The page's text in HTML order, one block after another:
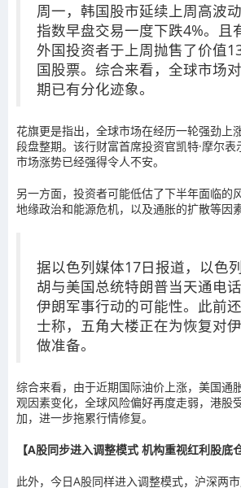
周一，韩国股市延续上周高波
指数早盘交易一度下跌4%。且
外国投资者于上周抛售了价值
国股票。综合来看，全球市场
期已有分化迹象。
花旗更是指出，全球市场在经历一轮强劲上
段盘整期。该行财富首席投资官凯特·摩尔
市场涨势已经强得令人不安。
另一方面，投资者可能低估了下半年面临的
地缘政治和能源危机，以及通胀的扩散等因素
据以色列媒体17日报道，以色
胡与美国总统特朗普当天通电
伊朗军事行动的可能性。此前
士称，五角大楼正在为恢复对
做准备。
综合来看，由于近期国际油价上涨，美国通
观因素变化，全球风险偏好再度走弱，港股
加，进一步拖累行情修复。
【A股同步进入调整模式 机构重视红利股底
此外，今日A股同样进入调整模式，沪深两